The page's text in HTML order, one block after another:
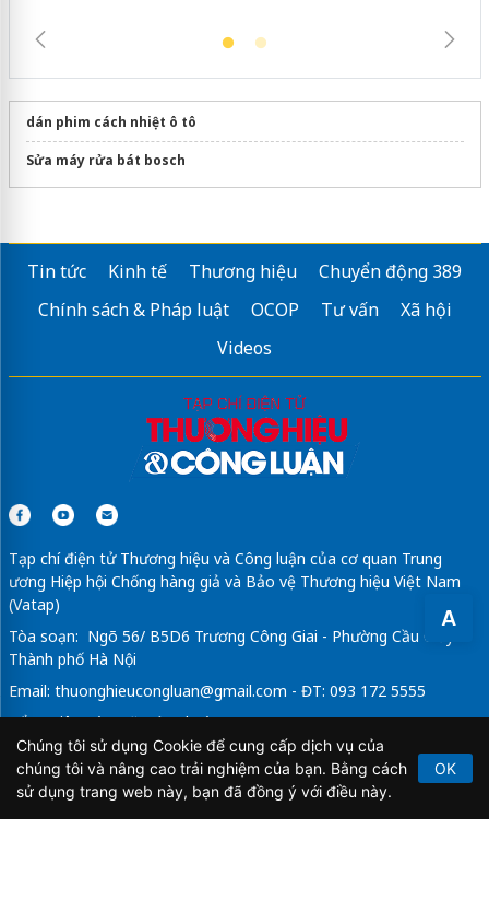
A
dán phim cách nhiệt ô tô
Sửa máy rửa bát bosch
Tin tức Kinh tế Thương hiệu
Chuyển động 389
Chính sách & Pháp luật
OCOP Tư vấn
Xã hội
Videos
Tạp chí điện tử Thương hiệu và Công luận của cơ quan Trung
ương Hiệp hội Chống hàng giả và Bảo vệ Thương hiệu Việt Nam
(Vatap)
Tòa soạn: Ngõ 56/ B5D6 Trương Công Giai - Phường Cầu Giấy -
Thành phố Hà Nội
Email: thuonghieucongluan@gmail.com - ĐT: 093 172 5555
Tổng Biên Tập: Vũ Đức Thuận
Giấy phép hoạt động báo chí điện tử số 64/GP-BTTTT do Bộ
Thông tin và Truyền thông cấp ngày 21/2/2020.
Chúng tôi sử dụng Cookie để cung cấp dịch vụ của
chúng tôi và nâng cao trải nghiệm của bạn. Bằng cách
sử dụng trang web này, bạn đã đồng ý với điều này.
OK